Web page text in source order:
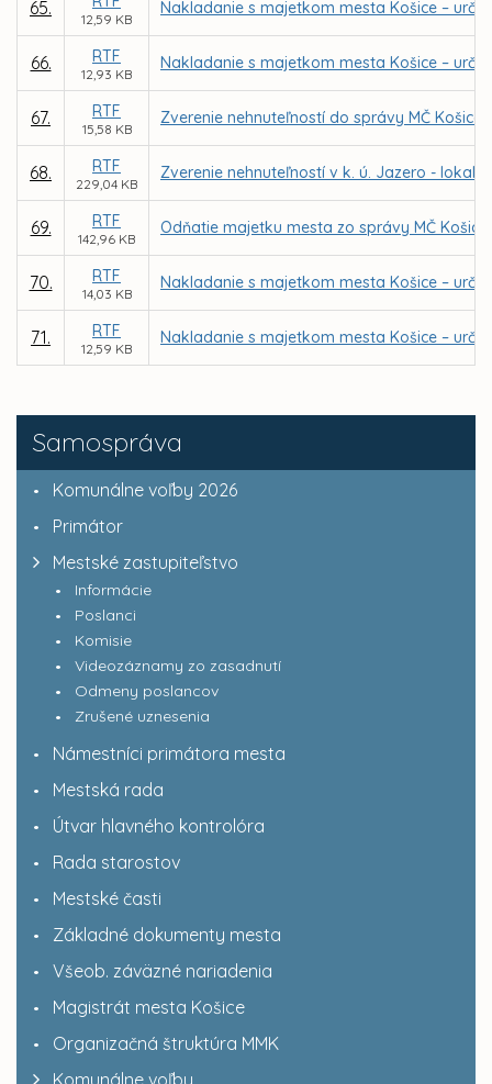
Samospráva
Komunálne voľby 2026
Primátor
Mestské zastupiteľstvo
Informácie
Poslanci
Komisie
Videozáznamy zo zasadnutí
Odmeny poslancov
Zrušené uznesenia
Námestníci primátora mesta
Mestská rada
Útvar hlavného kontrolóra
Rada starostov
Mestské časti
Základné dokumenty mesta
Všeob. záväzné nariadenia
Magistrát mesta Košice
Organizačná štruktúra MMK
65.
12,59 KB
Nakladanie s majetkom mesta Košice –
66. RTF
12,93 KB
Nakladanie s majetkom mesta Košice –
67. RTF
15,58 KB
Zverenie nehnuteľností do správy MČ Košice
68. RTF
229,04 KB
Zverenie nehnuteľností v k. ú. Jazero -
69. RTF
142,96 KB
Odňatie majetku mesta zo správy MČ Košice
70. RTF
14,03 KB
Nakladanie s majetkom mesta Košice –
71. RTF
12,59 KB
Nakladanie s majetkom mesta Košice –